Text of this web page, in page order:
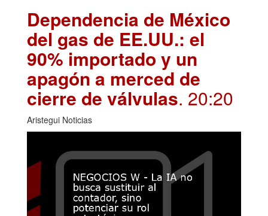
Dependencia de México
del gas de EE.UU.: el
90% importado y un
apagón a merced de
cierre de válvulas. 20:20
Aristegui Noticias